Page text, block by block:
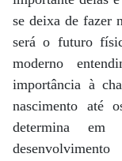
se deixa de fazer
será o futuro
moderno
importância à
nascimento até
determina